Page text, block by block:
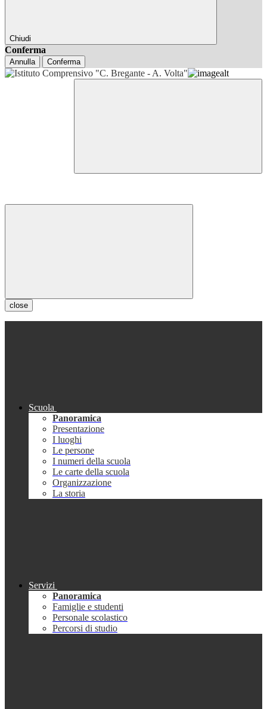
Chiudi
Conferma
Annulla Conferma
close
Scuola
Panoramica
Presentazione
I luoghi
Le persone
I numeri della scuola
Le carte della scuola
Organizzazione
La storia
Servizi
Panoramica
Famiglie e studenti
Personale scolastico
Percorsi di studio